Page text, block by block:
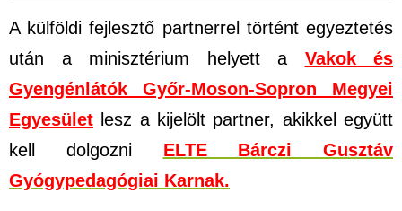
A külföldi fejlesztő partnerrel történt egyeztetés
után a minisztérium helyett a Vakok és
Gyengénlátók Győr-Moson-Sopron Megyei
Egyesület lesz a kijelölt partner, akikkel együtt
kell dolgozni ELTE Bárczi Gusztáv
Gyógypedagógiai Karnak.